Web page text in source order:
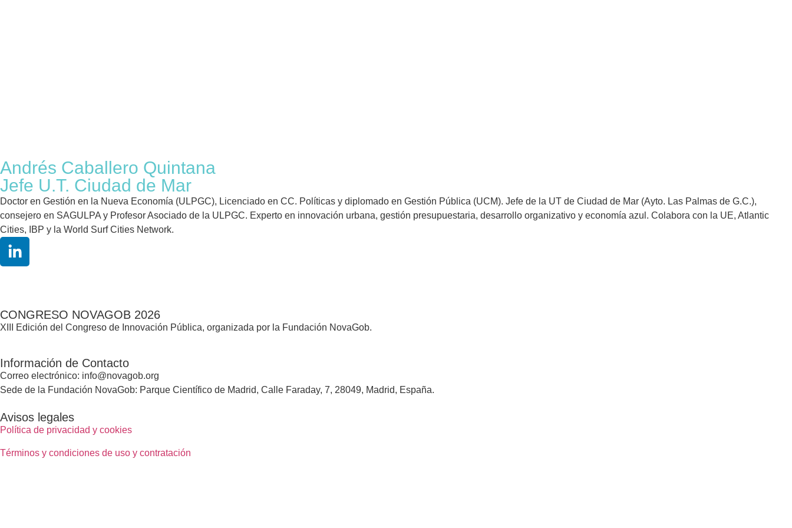
Andrés Caballero Quintana
Jefe U.T. Ciudad de Mar
Doctor en Gestión en la Nueva Economía (ULPGC), Licenciado en CC. Políticas y diplomado en Gestión Pública (UCM). Jefe de la UT de Ciudad de Mar (Ayto. Las Palmas de G.C.),
consejero en SAGULPA y Profesor Asociado de la ULPGC. Experto en innovación urbana, gestión presupuestaria, desarrollo organizativo y economía azul. Colabora con la UE, Atlantic
Cities, IBP y la World Surf Cities Network.
CONGRESO NOVAGOB 2026
XIII Edición del Congreso de Innovación Pública, organizada por la Fundación NovaGob.
Información de Contacto
Correo electrónico: info@novagob.org
Sede de la Fundación NovaGob: Parque Científico de Madrid, Calle Faraday, 7, 28049, Madrid, España.
Avisos legales
Política de privacidad y cookies
Términos y condiciones de uso y contratación